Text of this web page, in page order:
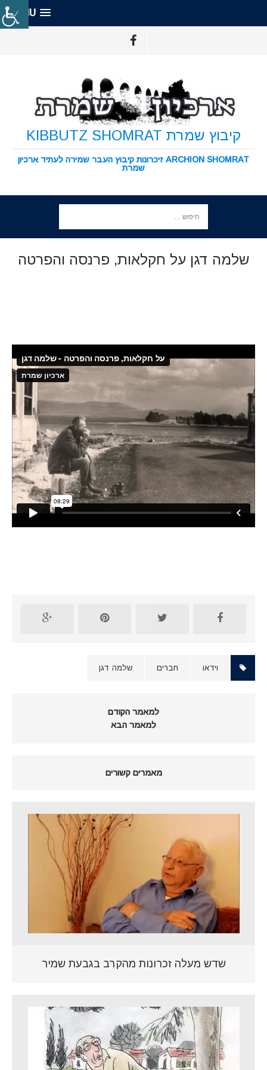
MENU
קיבוץ שמרת KIBBUTZ SHOMRAT
ARCHION SHOMRAT זיכרונות קיבוץ העבר שמירה לעתיד ארכיון
שמרת
שלמה דגן על חקלאות, פרנסה והפרטה
וידאו חברים שלמה דגן
למאמר הקודם
למאמר הבא
מאמרים קשורים
שדש מעלה זכרונות מהקרב בגבעת שמיר